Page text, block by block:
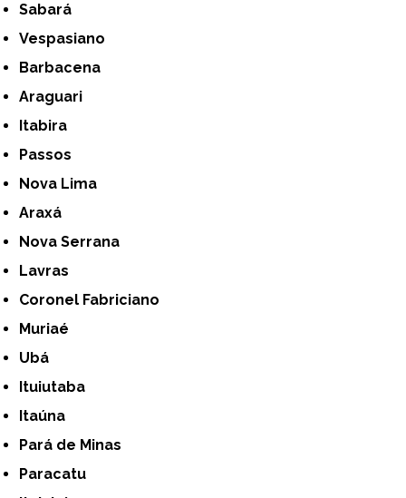
Sabará
Vespasiano
Barbacena
Araguari
Itabira
Passos
Nova Lima
Araxá
Nova Serrana
Lavras
Coronel Fabriciano
Muriaé
Ubá
Ituiutaba
Itaúna
Pará de Minas
Paracatu